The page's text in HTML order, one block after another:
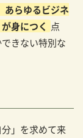
あらゆるビジネ
身につく 点
きない特別な
」を求めて来